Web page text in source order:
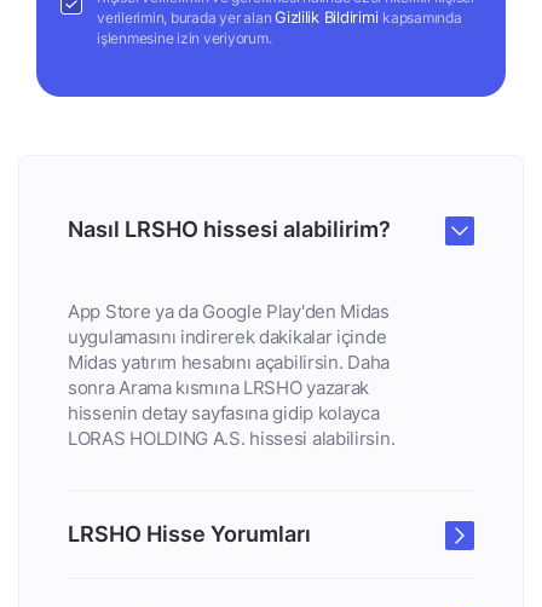
verilerimin, burada yer alanGizlilik Bildirimi kapsamında
işlenmesine izin veriyorum.
Nasıl LRSHO hissesi alabilirim?
App Store ya da Google Play'den Midas
uygulamasını indirerek dakikalar içinde
Midas yatırım hesabını açabilirsin. Daha
sonra Arama kısmına LRSHO yazarak
hissenin detay sayfasına gidip kolayca
LORAS HOLDING A.S. hissesi alabilirsin.
LRSHO Hisse Yorumları